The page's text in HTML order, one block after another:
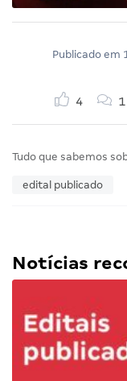
Publicado em
4 1
Tudo que sabemos
edital publicado
Notícias